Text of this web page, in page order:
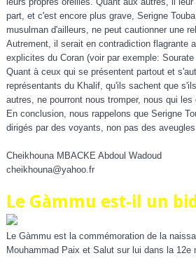
part, et c'est encore plus grave, Serigne
musulman d'ailleurs, ne peut cautionner une
Autrement, il serait en contradiction flagrante
explicites du Coran (voir par exemple:
Quant à ceux qui se présentent partout et
représentants du Khalif, qu'ils sachent que
autres, ne pourront nous tromper, nous qui les
En conclusion, nous rappelons que Serigne
dirigés par des voyants, non pas des
Cheikhouna MBACKE Abdoul Wadoud
cheikhouna@yahoo.fr
Le Gàmmu est-il un
Le Gàmmu est la commémoration de la
Mouhammad Paix et Salut sur lui dans la 12e